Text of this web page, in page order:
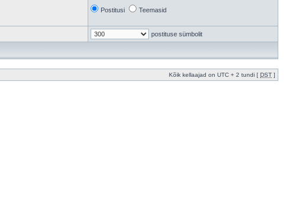
Postitusi Teemasid
postituse sümbolit
Kõik kellaajad on UTC + 2 tundi [ DST ]